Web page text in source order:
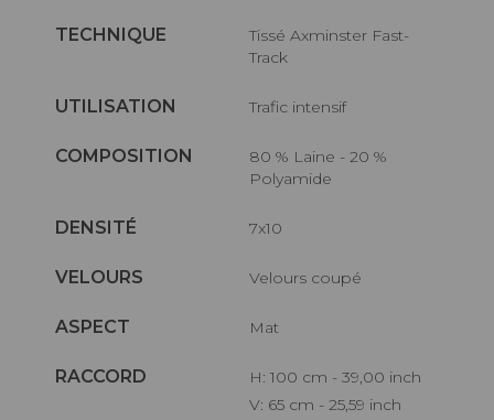
TECHNIQUE
Tissé Axminster Fast-
Track
UTILISATION Trafic intensif
COMPOSITION
80 % Laine - 20 %
Polyamide
DENSITÉ 7x10
VELOURS Velours coupé
ASPECT Mat
RACCORD
H: 100 cm - 39,00 inch
V: 65 cm - 25,59 inch